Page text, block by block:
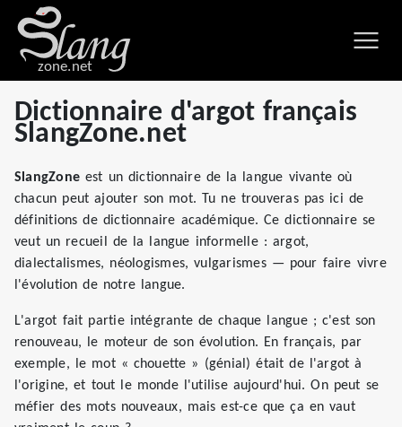
zone.net
Dictionnaire d'argot français
SlangZone.net
SlangZone est un dictionnaire de la langue vivante où
chacun peut ajouter son mot. Tu ne trouveras pas ici de
définitions de dictionnaire académique. Ce dictionnaire se
veut un recueil de la langue informelle : argot,
dialectalismes, néologismes, vulgarismes — pour faire vivre
l'évolution de notre langue.
L'argot fait partie intégrante de chaque langue ; c'est son
renouveau, le moteur de son évolution. En français, par
exemple, le mot « chouette » (génial) était de l'argot à
l'origine, et tout le monde l'utilise aujourd'hui. On peut se
méfier des mots nouveaux, mais est-ce que ça en vaut